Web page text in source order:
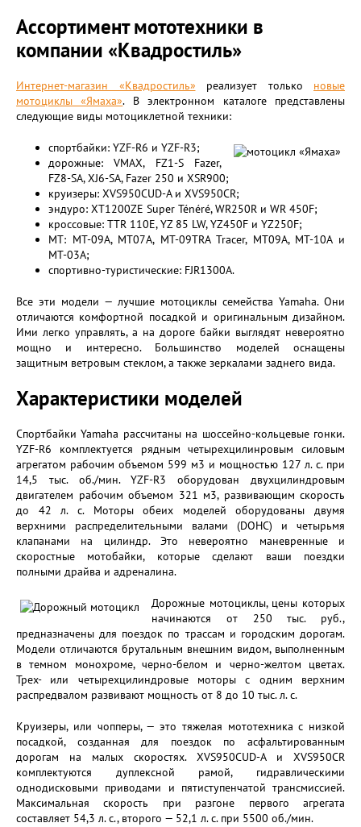
Ассортимент мототехники в
компании «Квадростиль»
Интернет-магазин «Квадростиль» реализует только новые
мотоциклы «Ямаха». В электронном каталоге представлены
следующие виды мотоциклетной техники:
спортбайки: YZF-R6 и YZF-R3;
дорожные: VMAX, FZ1-S Fazer,
FZ8-SA, XJ6-SA, Fazer 250 и XSR900;
круизеры: XVS950CUD-A и XVS950CR;
эндуро: XT1200ZE Super Ténéré, WR250R и WR 450F;
кроссовые: TTR 110E, YZ 85 LW, YZ450F и YZ250F;
MT: MT-09A, МТ07A, MT-09TRA Tracer, МТ09A, MT-10A и
MT-03A;
спортивно-туристические: FJR1300A.
Все эти модели — лучшие мотоциклы семейства Yamaha. Они
отличаются комфортной посадкой и оригинальным дизайном.
Ими легко управлять, а на дороге байки выглядят невероятно
мощно и интересно. Большинство моделей оснащены
защитным ветровым стеклом, а также зеркалами заднего вида.
Характеристики моделей
Спортбайки Yamaha рассчитаны на шоссейно-кольцевые гонки.
YZF-R6 комплектуется рядным четырехцилинровым силовым
агрегатом рабочим объемом 599 м3 и мощностью 127 л. с. при
14,5 тыс. об./мин. YZF-R3 оборудован двухцилиндровым
двигателем рабочим объемом 321 м3, развивающим скорость
до 42 л. с. Моторы обеих моделей оборудованы двумя
верхними распределительными валами (DOHC) и четырьмя
клапанами на цилиндр. Это невероятно маневренные и
скоростные мотобайки, которые сделают ваши поездки
полными драйва и адреналина.
Дорожные мотоциклы, цены которых
начинаются от 250 тыс. руб.,
предназначены для поездок по трассам и городским дорогам.
Модели отличаются брутальным внешним видом, выполненным
в темном монохроме, черно-белом и черно-желтом цветах.
Трех- или четырехцилиндровые моторы с одним верхним
распредвалом развивают мощность от 8 до 10 тыс. л. с.
Круизеры, или чопперы, — это тяжелая мототехника с низкой
посадкой, созданная для поездок по асфальтированным
дорогам на малых скоростях. XVS950CUD-A и XVS950CR
комплектуются дуплексной рамой, гидравлическими
однодисковыми приводами и пятиступенчатой трансмиссией.
Максимальная скорость при разгоне первого агрегата
составляет 54,3 л. с., второго — 52,1 л. с. при 5500 об./мин.